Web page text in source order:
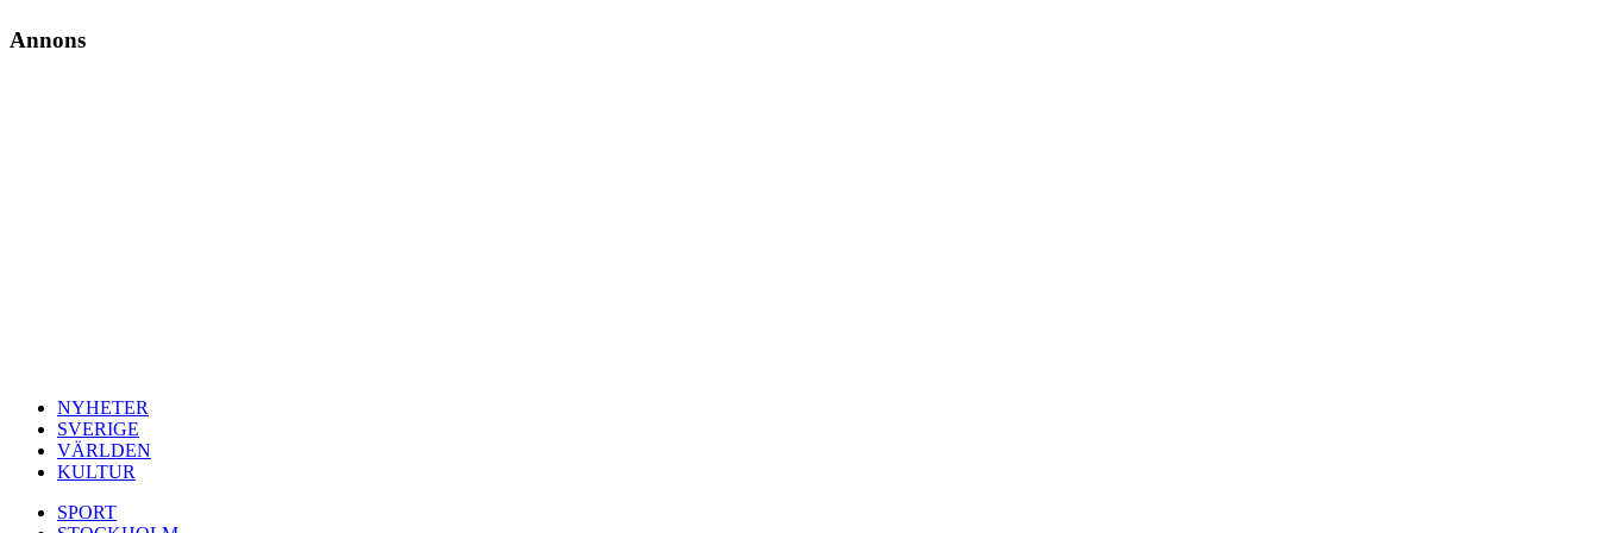
Annons
NYHETER
SVERIGE
VÄRLDEN
KULTUR
SPORT